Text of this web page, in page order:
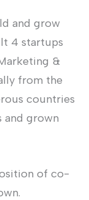
and grow
4 startups
&
from the
countries
and grown
of co-